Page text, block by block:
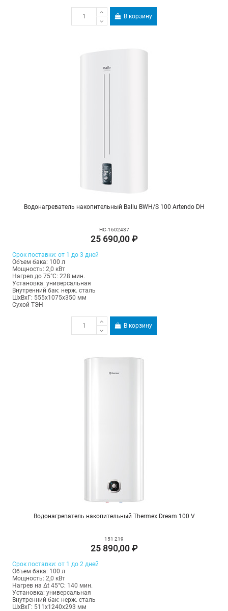
В корзину
Водонагреватель накопительный Ballu BWH/S 100 Artendo DH
НС-1602437
25 690,00 ₽
Срок поставки: от 1 до 3 дней
Объем бака: 100 л
Мощность: 2,0 кВт
Нагрев до 75°С: 228 мин.
Установка: универсальная
Внутренний бак: нерж. сталь
ШхВхГ: 555х1075х350 мм
Сухой ТЭН
В корзину
Водонагреватель накопительный Thermex Dream 100 V
151 219
25 890,00 ₽
Срок поставки: от 1 до 2 дней
Объем бака: 100 л
Мощность: 2,0 кВт
Нагрев на Δt 45°С: 140 мин.
Установка: универсальная
Внутренний бак: нерж. сталь
ШхВхГ: 511х1240х293 мм